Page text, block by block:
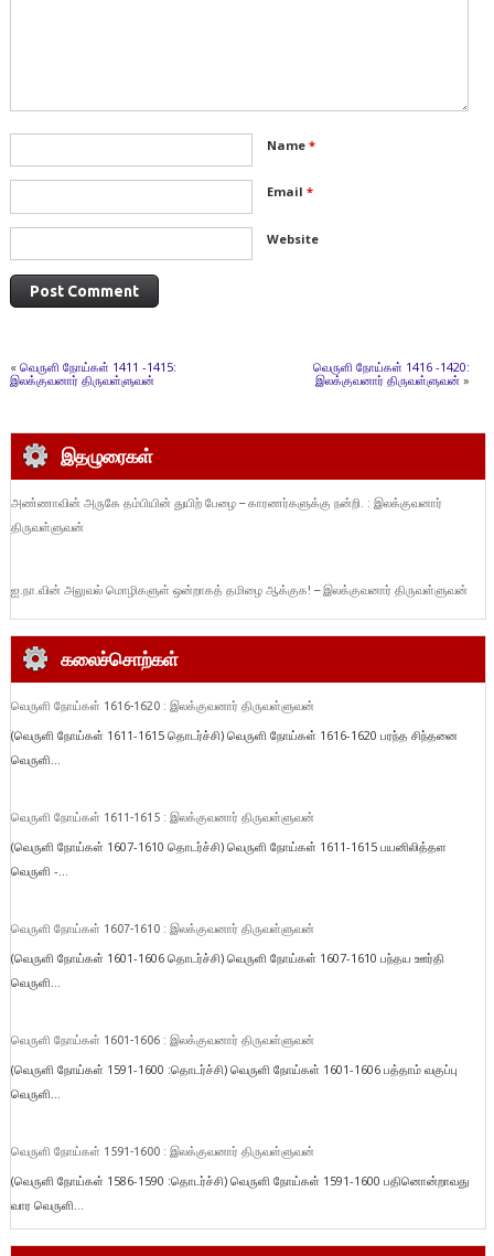
Name *
Email *
Website
« வெருளி நோய்கள் 1411 -1415:
இலக்குவனார் திருவள்ளுவன்
வெருளி நோய்கள் 1416 -1420:
இலக்குவனார் திருவள்ளுவன் »
இதழுரைகள்
அண்ணாவின் அருகே தம்பியின் துயிற் பேழை – காரணர்களுக்கு நன்றி. : இலக்குவனார்
திருவள்ளுவன்
ஐ.நா.வின் அலுவல் மொழிகளுள் ஒன்றாகத் தமிழை ஆக்குக! – இலக்குவனார் திருவள்ளுவன்
கலைச்சொற்கள்
வெருளி நோய்கள் 1616-1620 : இலக்குவனார் திருவள்ளுவன்
(வெருளி நோய்கள் 1611-1615 தொடர்ச்சி) வெருளி நோய்கள் 1616-1620 பரந்த சிந்தனை
வெருளி...
வெருளி நோய்கள் 1611-1615 : இலக்குவனார் திருவள்ளுவன்
(வெருளி நோய்கள் 1607-1610 தொடர்ச்சி) வெருளி நோய்கள் 1611-1615 பயனிலித்தள
வெருளி -...
வெருளி நோய்கள் 1607-1610 : இலக்குவனார் திருவள்ளுவன்
(வெருளி நோய்கள் 1601-1606 தொடர்ச்சி) வெருளி நோய்கள் 1607-1610 பந்தய ஊர்தி
வெருளி...
வெருளி நோய்கள் 1601-1606 : இலக்குவனார் திருவள்ளுவன்
(வெருளி நோய்கள் 1591-1600 :தொடர்ச்சி) வெருளி நோய்கள் 1601-1606 பத்தாம் வகுப்பு
வெருளி...
வெருளி நோய்கள் 1591-1600 : இலக்குவனார் திருவள்ளுவன்
(வெருளி நோய்கள் 1586-1590 :தொடர்ச்சி) வெருளி நோய்கள் 1591-1600 பதினொன்றாவது
வார வெருளி...